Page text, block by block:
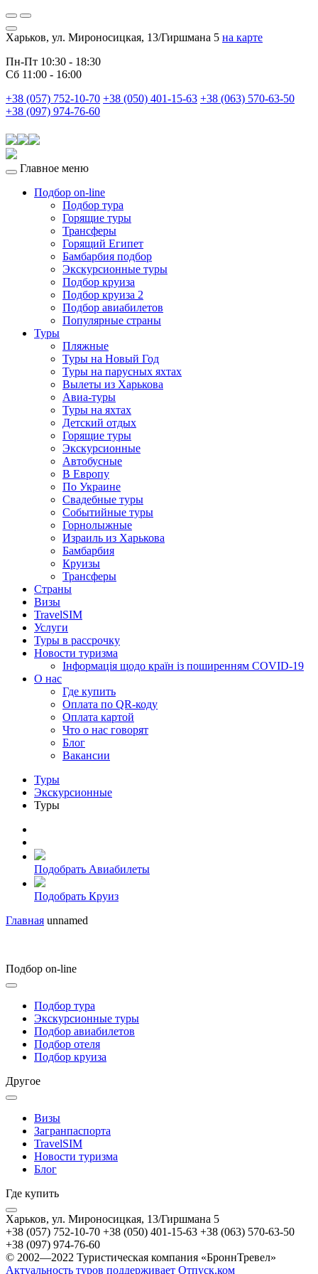
Харьков, ул. Мироносицкая, 13/Гиршмана 5 на карте
Пн-Пт 10:30 - 18:30
Сб 11:00 - 16:00
+38 (057) 752-10-70 +38 (050) 401-15-63 +38 (063) 570-63-50
+38 (097) 974-76-60
Главное меню
Подбор on-line
Подбор тура
Горящие туры
Трансферы
Горящий Египет
Бамбарбия подбор
Экскурсионные туры
Подбор круиза
Подбор круиза 2
Подбор авиабилетов
Популярные страны
Туры
Пляжные
Туры на Новый Год
Туры на парусных яхтах
Вылеты из Харькова
Авиа-туры
Туры на яхтах
Детский отдых
Горящие туры
Экскурсионные
Автобусные
В Европу
По Украине
Свадебные туры
Событийные туры
Горнолыжные
Израиль из Харькова
Бамбарбия
Круизы
Трансферы
Страны
Визы
TravelSIM
Услуги
Туры в рассрочку
Новости туризма
Інформація щодо країн із поширенням COVID-19
О нас
Где купить
Оплата по QR-коду
Оплата картой
Что о нас говорят
Блог
Вакансии
Туры
Экскурсионные
Туры
Подобрать Авиабилеты
Подобрать Круиз
Главная unnamed
Подбор on-line
Подбор тура
Экскурсионные туры
Подбор авиабилетов
Подбор отеля
Подбор круиза
Другое
Визы
Загранпаспорта
TravelSIM
Новости туризма
Блог
Где купить
Харьков, ул. Мироносицкая, 13/Гиршмана 5
+38 (057) 752-10-70 +38 (050) 401-15-63 +38 (063) 570-63-50
+38 (097) 974-76-60
© 2002—2022 Туристическая компания «БроннТревел»
Актуальность туров поддерживает Отпуск.ком